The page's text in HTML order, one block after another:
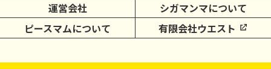
運営会社
シガマンマについて
ピースマムについて
有限会社ウエスト